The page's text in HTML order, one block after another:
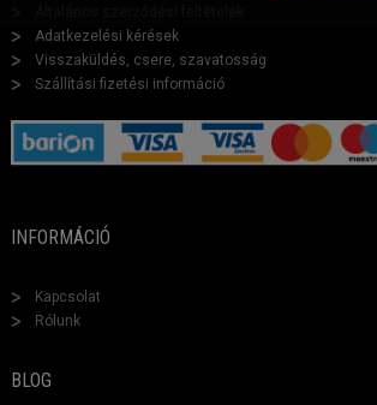
Adatkezelési kérések
Visszaküldés, csere, szavatosság
Szállítási fizetési információ
INFORMÁCIÓ
Kapcsolat
Rólunk
BLOG